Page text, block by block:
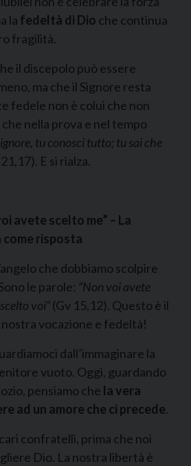
la fedeltà di Dio che continua
fragilità.
il discepolo può essere
ma che il Signore resta
fedele non è colui che non
che nella prova e nel tempo
tu conosci tutto; tu sai che
E si rialza.
avete scelto me” – La
risposta
che dobbiamo scolpire
le parole: “Non voi avete
voi”(Gv 15,12). Questo è il
vocazione e fedeltà!
dall’immaginare la
vuoto. Oggi, guardando
pensiamo che la vera
ad un amore che ci precede.
confratelli, prima che noi
Dio. La nostra libertà è